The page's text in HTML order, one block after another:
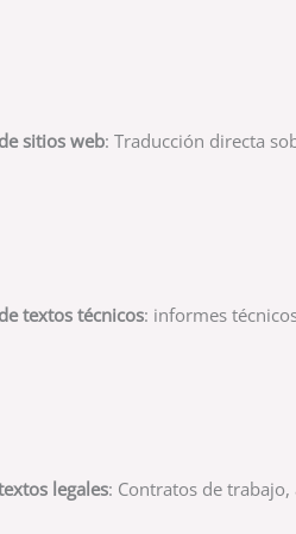
sitios web: Traducción directa
textos técnicos: informes
legales: Contratos de